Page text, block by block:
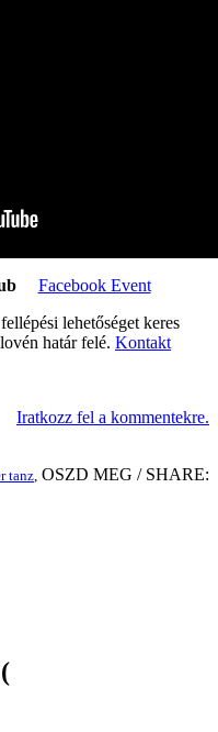
Facebook Event
lehetőséget keres
határ felé. Kontakt
Iratkozz fel a kommentekre.
OSZD MEG / SHARE:
tanz,